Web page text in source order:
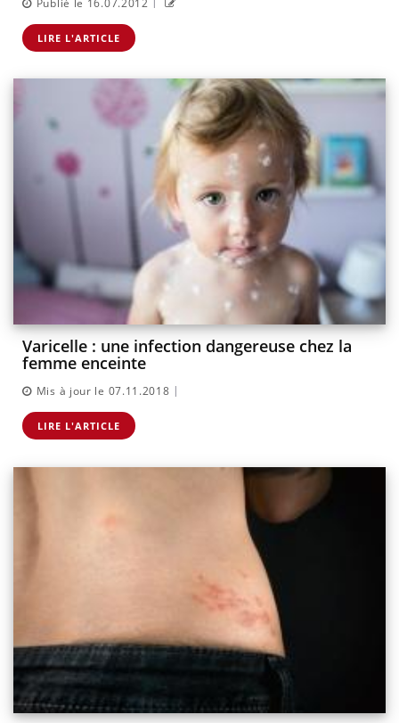
LIRE L'ARTICLE
Varicelle : une infection dangereuse chez la
femme enceinte
Mis à jour le 07.11.2018 |
LIRE L'ARTICLE